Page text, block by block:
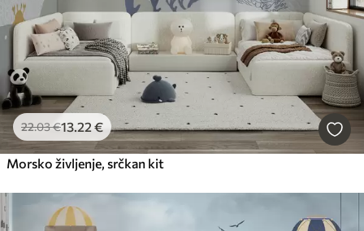
22.03€13.22 €
Morsko življenje, srčkan kit